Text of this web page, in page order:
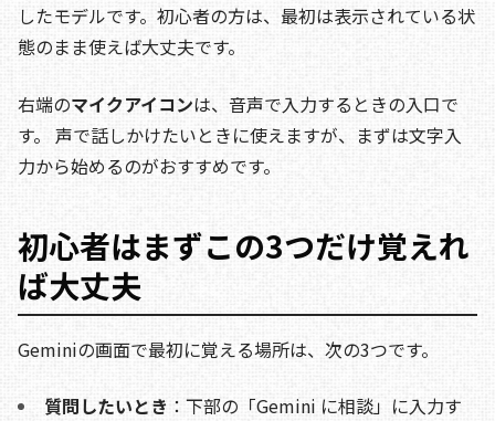
したモデルです。初心者の方は、最初は表示されている状
態のまま使えば大丈夫です。
右端のマイクアイコンは、音声で入力するときの入口で
す。 声で話しかけたいときに使えますが、まずは文字入
力から始めるのがおすすめです。
初心者はまずこの3つだけ覚えれ
ば大丈夫
Geminiの画面で最初に覚える場所は、次の3つです。
質問したいとき ：下部の「Gemini に相談」に入力す